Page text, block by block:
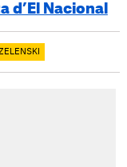
d’El Nacional